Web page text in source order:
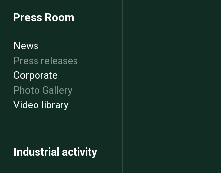
Press Room
News
Press releases
Corporate
Photo Gallery
Video library
Industrial activity